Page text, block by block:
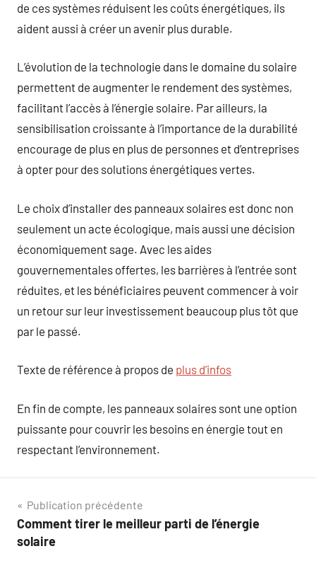
de ces systèmes réduisent les coûts énergétiques, ils
aident aussi à créer un avenir plus durable.
L’évolution de la technologie dans le domaine du solaire
permettent de augmenter le rendement des systèmes,
facilitant l’accès à l’énergie solaire. Par ailleurs, la
sensibilisation croissante à l’importance de la durabilité
encourage de plus en plus de personnes et d’entreprises
à opter pour des solutions énergétiques vertes.
Le choix d’installer des panneaux solaires est donc non
seulement un acte écologique, mais aussi une décision
économiquement sage. Avec les aides
gouvernementales offertes, les barrières à l’entrée sont
réduites, et les bénéficiaires peuvent commencer à voir
un retour sur leur investissement beaucoup plus tôt que
par le passé.
Texte de référence à propos de plus d’infos
En fin de compte, les panneaux solaires sont une option
puissante pour couvrir les besoins en énergie tout en
respectant l’environnement.
Navigation
de
Publication précédente
Comment tirer le meilleur parti de l’énergie
solaire